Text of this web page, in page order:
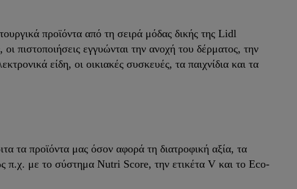
προϊόντα από τη σειρά μόδας δικής της Lidl
εγγυώνται την ανοχή του δέρματος, την
είδη, οι οικιακές συσκευές, τα παιχνίδια και τα
τα προϊόντα μας όσον αφορά τη διατροφική αξία, τα
π.χ. με το σύστημα Nutri Score, την ετικέτα V και το Eco-